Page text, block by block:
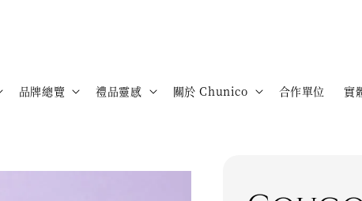
品牌總覽 禮品靈感 關於 Chunico 合作單位 實